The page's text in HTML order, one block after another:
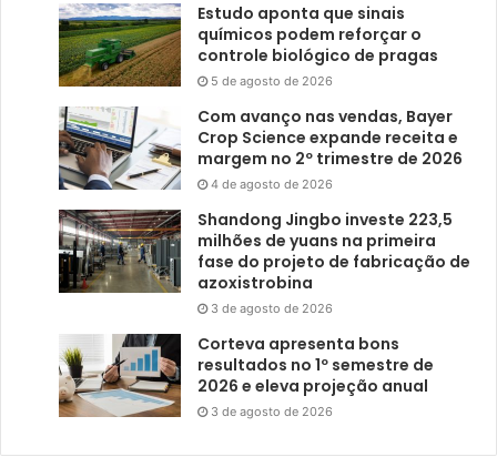
Estudo aponta que sinais
químicos podem reforçar o
controle biológico de pragas
5 de agosto de 2026
Com avanço nas vendas, Bayer
Crop Science expande receita e
margem no 2º trimestre de 2026
4 de agosto de 2026
Shandong Jingbo investe 223,5
milhões de yuans na primeira
fase do projeto de fabricação de
azoxistrobina
3 de agosto de 2026
Corteva apresenta bons
resultados no 1º semestre de
2026 e eleva projeção anual
3 de agosto de 2026